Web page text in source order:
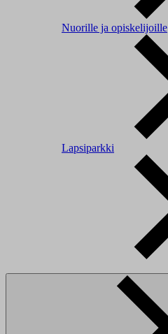
Nuorille ja opiskelijoille
Lapsiparkki